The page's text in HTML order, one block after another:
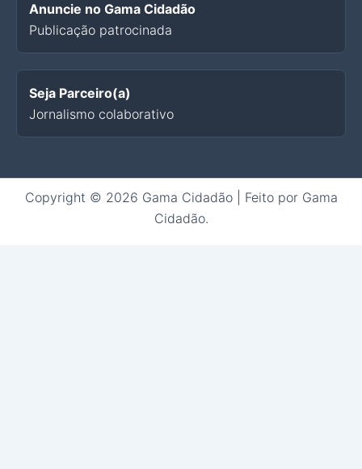
Anuncie no Gama Cidadão
Publicação patrocinada
Seja Parceiro(a)
Jornalismo colaborativo
Copyright © 2026 Gama Cidadão | Feito por Gama
Cidadão.